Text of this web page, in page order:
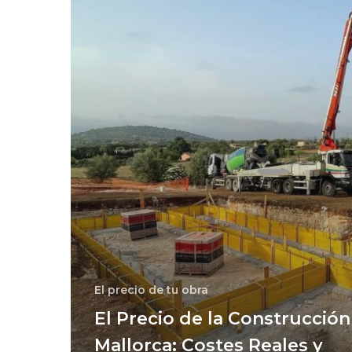
El precio de tu obra
El Precio de la
Mallorca: Costes Reales y
COMARQ, empresa de construcción familiar y
Nuestra especialidad son las obras nuevas y
rehabilitación.